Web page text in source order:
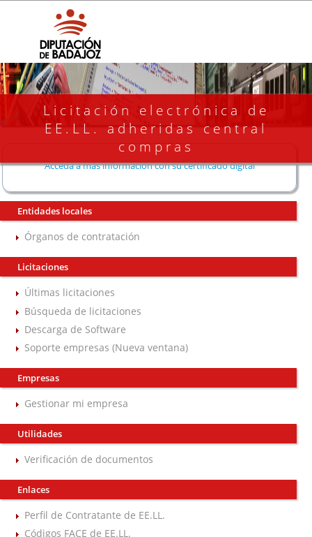
Licitación electrónica de
EE.LL. adheridas central
compras
Acceda a más información con su certificado digital
Entidades locales
Órganos de contratación
Licitaciones
Últimas licitaciones
Búsqueda de licitaciones
Descarga de Software
Soporte empresas (Nueva ventana)
Empresas
Gestionar mi empresa
Utilidades
Verificación de documentos
Enlaces
Perfil de Contratante de EE.LL.
Códigos FACE de EE.LL.